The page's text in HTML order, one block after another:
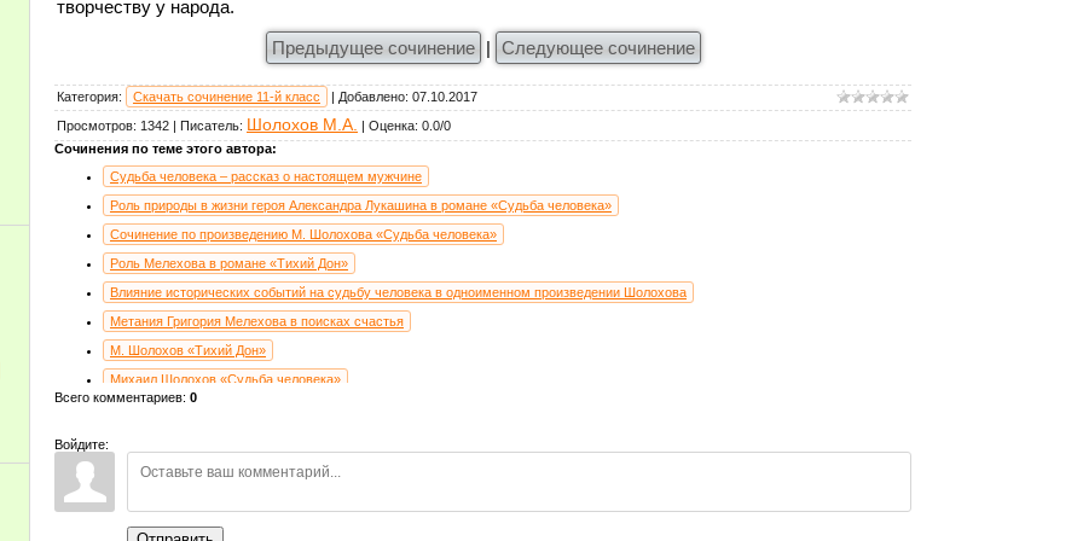
творчеству у народа.
Предыдущее сочинение
| Следующее сочинение
Категория: Скачать сочинение 11-й класс Добавлено: 07.10.2017
Просмотров: 1342 Писатель: Шолохов М.А. Оценка: 0.0/0
Сочинения по теме этого автора:
Судьба человека – рассказ о настоящем мужчине
Роль природы в жизни героя Александра Лукашина в романе «Судьба человека»
Сочинение по произведению М. Шолохова «Судьба человека»
Роль Мелехова в романе «Тихий Дон»
Влияние исторических событий на судьбу человека в одноименном произведении Шолохова
Метания Григория Мелехова в поисках счастья
М. Шолохов «Тихий Дон»
Михаил Шолохов «Судьба человека»
Сострадание в рассказе «Судьба человека» М. Шолохова
Потеря силы казачеством и родная природа в романе «Тихий Дон» М. Шолохова
Судьба человека - сказание о человечности и мужестве
Всего комментариев: 0
Войдите: